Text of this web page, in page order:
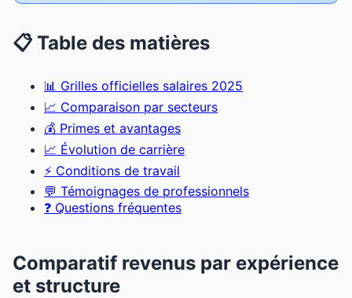
📋 Table des matières
📊 Grilles officielles salaires 2025
📈 Comparaison par secteurs
💰 Primes et avantages
📈 Évolution de carrière
⚡ Conditions de travail
💬 Témoignages de professionnels
❓ Questions fréquentes
Comparatif revenus par expérience
et structure